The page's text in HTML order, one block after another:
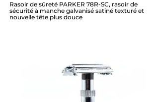
Rasoir de sûreté PARKER 78R-SC, rasoir de
sécurité à manche galvanisé satiné texturé et
nouvelle tête plus douce